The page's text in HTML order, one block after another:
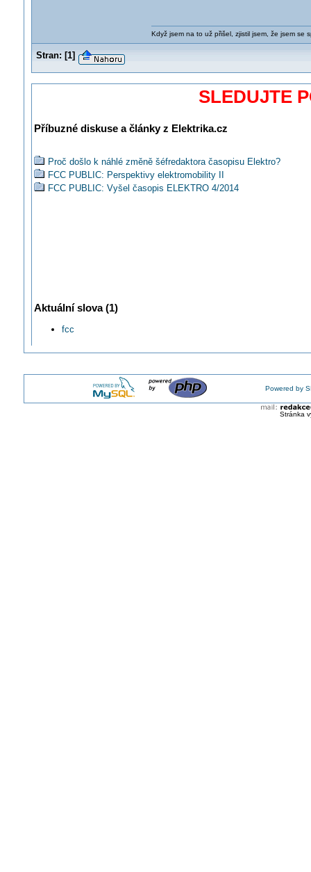
Když jsem na to už přišel, zjistil jsem, že jsem se
Stran: [1]
SLEDUJTE
Příbuzné diskuse a články z Elektrika.cz
Proč došlo k náhlé změně šéfredaktora časopisu Elektro?
FCC PUBLIC: Perspektivy elektromobility II
FCC PUBLIC: Vyšel časopis ELEKTRO 4/2014
Aktuální slova (1)
fcc
Powered by
Stránka